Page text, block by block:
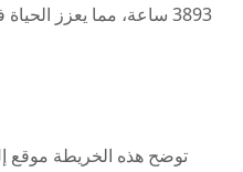
3893 ساعة، مما يعزز
توضح هذه الخريطة موقع